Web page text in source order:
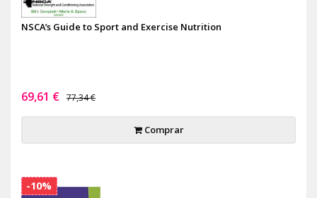
NSCA’s Guide to Sport and Exercise Nutrition
69,61 € 77,34 €
Comprar
-10%